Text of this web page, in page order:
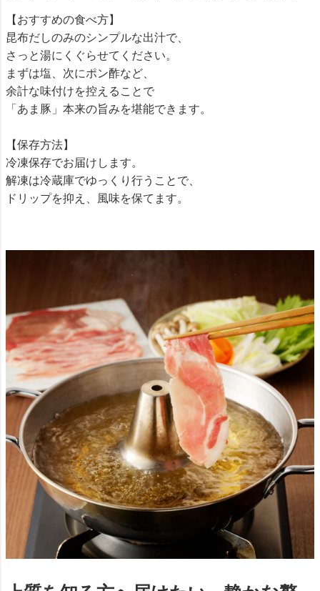
【おすすめの食べ方】
昆布だしのみのシンプルな出汁で、
さっと湯にくぐらせてください。
まずは塩、次にポン酢など、
余計な味付けを控えることで
「あま豚」本来の旨みを堪能できます。
【保存方法】
冷凍保存でお届けします。
解凍は冷蔵庫でゆっくり行うことで、
ドリップを抑え、風味を保てます。